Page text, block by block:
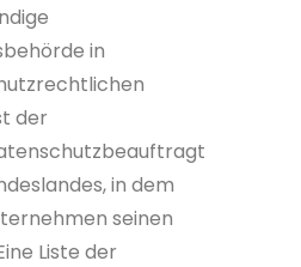
in
der
in dem
seinen
Liste der